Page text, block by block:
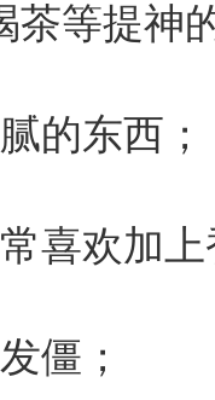
等提神
东西；
欢加上
僵；